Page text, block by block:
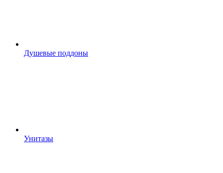
Душевые поддоны
Унитазы